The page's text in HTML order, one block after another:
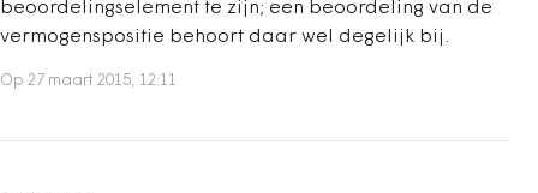
beoordelingselement te zijn; een beoordeling van de
vermogenspositie behoort daar wel degelijk bij.
Op 27 maart 2015, 12:11